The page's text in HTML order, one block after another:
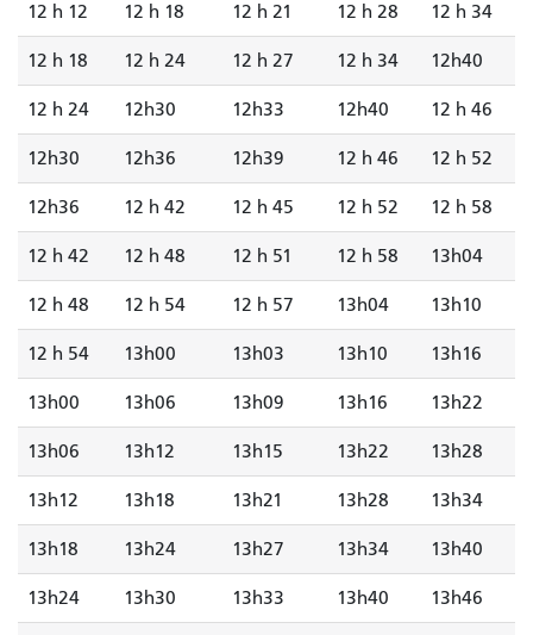
12 h 12 12 h 18 12 h 21 12 h 28 12 h 34
12 h 18 12 h 24 12 h 27 12 h 34 12h40
12 h 24 12h30 12h33 12h40 12 h 46
12h30 12h36 12h39 12 h 46 12 h 52
12h36 12 h 42 12 h 45 12 h 52 12 h 58
12 h 42 12 h 48 12 h 51 12 h 58 13h04
12 h 48 12 h 54 12 h 57 13h04 13h10
12 h 54 13h00 13h03 13h10 13h16
13h00 13h06 13h09 13h16 13h22
13h06 13h12 13h15 13h22 13h28
13h12 13h18 13h21 13h28 13h34
13h18 13h24 13h27 13h34 13h40
13h24 13h30 13h33 13h40 13h46